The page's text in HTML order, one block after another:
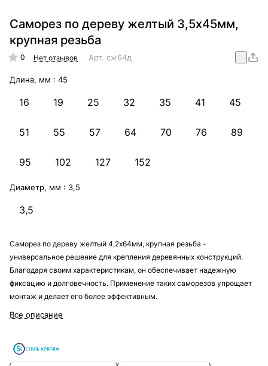
Саморез по дереву желтый 3,5х45мм,
крупная резьба
0 Нет отзывов Арт. сж64д
Длина, мм : 45
16 19 25 32 35 41 45
51 55 57 64 70 76 89
95 102 127 152
Диаметр, мм : 3,5
3,5
Саморез по дереву желтый 4,2х64мм, крупная резьба -
универсальное решение для крепления деревянных конструкций.
Благодаря своим характеристикам, он обеспечивает надежную
фиксацию и долговечность. Применение таких саморезов упрощает
монтаж и делает его более эффективным.
Все описание